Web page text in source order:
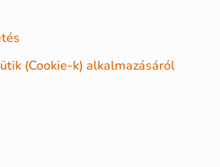
(Cookie-k) alkalmazásáról